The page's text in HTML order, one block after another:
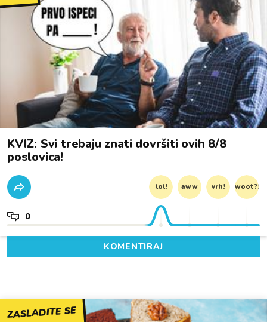
KVIZ: Svi trebaju znati dovršiti ovih 8/8
poslovica!
lol! aww vrh! woot?!
0
KOMENTIRAJ
ZASLADITE SE